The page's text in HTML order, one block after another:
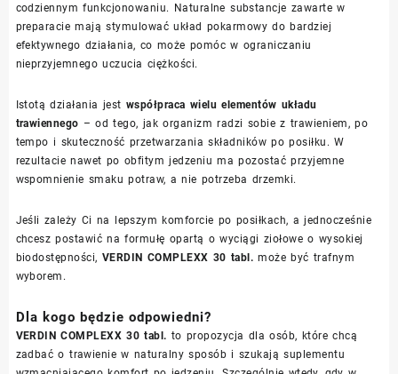
codziennym funkcjonowaniu. Naturalne substancje zawarte w
preparacie mają stymulować układ pokarmowy do bardziej
efektywnego działania, co może pomóc w ograniczaniu
nieprzyjemnego uczucia ciężkości.
Istotą działania jest współpraca wielu elementów układu
trawiennego – od tego, jak organizm radzi sobie z trawieniem, po
tempo i skuteczność przetwarzania składników po posiłku. W
rezultacie nawet po obfitym jedzeniu ma pozostać przyjemne
wspomnienie smaku potraw, a nie potrzeba drzemki.
Jeśli zależy Ci na lepszym komforcie po posiłkach, a jednocześnie
chcesz postawić na formułę opartą o wyciągi ziołowe o wysokiej
biodostępności, VERDIN COMPLEXX 30 tabl. może być trafnym
wyborem.
Dla kogo będzie odpowiedni?
VERDIN COMPLEXX 30 tabl. to propozycja dla osób, które chcą
zadbać o trawienie w naturalny sposób i szukają suplementu